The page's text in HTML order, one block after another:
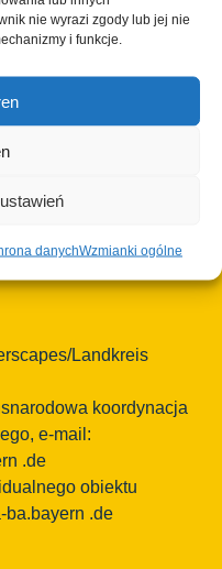
nie wyrazi zgody lub jej nie
i funkcje.
danychWzmianki ogólne
| Cisterscapes
bez gwarancji.
Landkreis
koordynacja
e-mail:
.de
obiektu
ba.bayern .de